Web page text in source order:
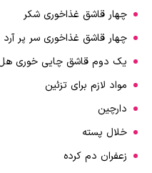
چهار قاشق غذاخوری شکر
چهار قاشق غذاخوری سر پر آرد
یک دوم قاشق چایی خوری
مواد لازم برای تزئین
دارچین
خلال پسته
زعفران دم کرده